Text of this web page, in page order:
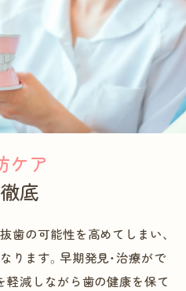
ケア
底
歯の可能性を高めてしまい、
ります。早期発見・治療がで
軽減しながら歯の健康を保て